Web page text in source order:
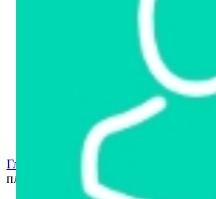
Интернет-витрина
Арестованное имущество
Реестр несостоявшихся торгов
Реестр переоценок
Государственное имущество
Главная страница
платформенная Toyota LPE240